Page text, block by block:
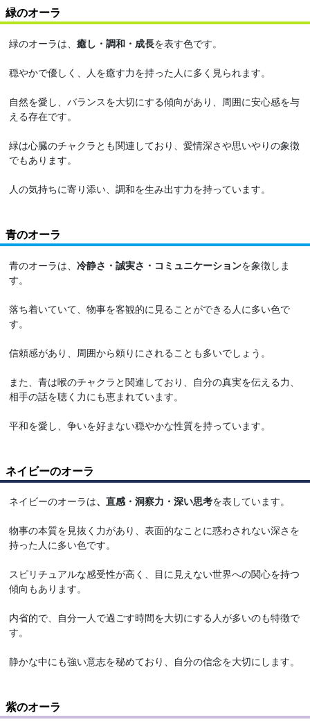
緑のオーラ
緑のオーラは、癒し・調和・成長を表す色です。
穏やかで優しく、人を癒す力を持った人に多く見られます。
自然を愛し、バランスを大切にする傾向があり、周囲に安心感を与
える存在です。
緑は心臓のチャクラとも関連しており、愛情深さや思いやりの象徴
でもあります。
人の気持ちに寄り添い、調和を生み出す力を持っています。
青のオーラ
青のオーラは、冷静さ・誠実さ・コミュニケーションを象徴しま
す。
落ち着いていて、物事を客観的に見ることができる人に多い色で
す。
信頼感があり、周囲から頼りにされることも多いでしょう。
また、青は喉のチャクラと関連しており、自分の真実を伝える力、
相手の話を聴く力にも恵まれています。
平和を愛し、争いを好まない穏やかな性質を持っています。
ネイビーのオーラ
ネイビーのオーラは、直感・洞察力・深い思考を表しています。
物事の本質を見抜く力があり、表面的なことに惑わされない深さを
持った人に多い色です。
スピリチュアルな感受性が高く、目に見えない世界への関心を持つ
傾向もあります。
内省的で、自分一人で過ごす時間を大切にする人が多いのも特徴で
す。
静かな中にも強い意志を秘めており、自分の信念を大切にします。
紫のオーラ